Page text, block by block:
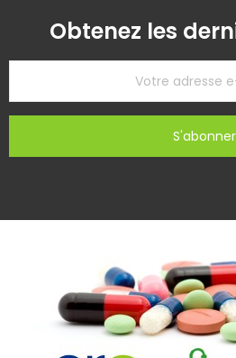
Obtenez les
S'abonner